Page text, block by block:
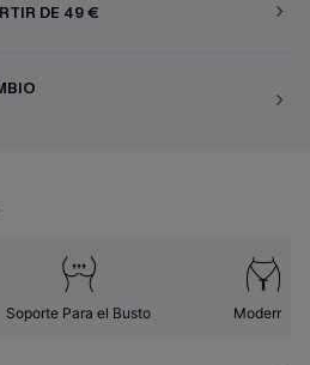
DE 49 €
Soporte Para el Busto Moderno